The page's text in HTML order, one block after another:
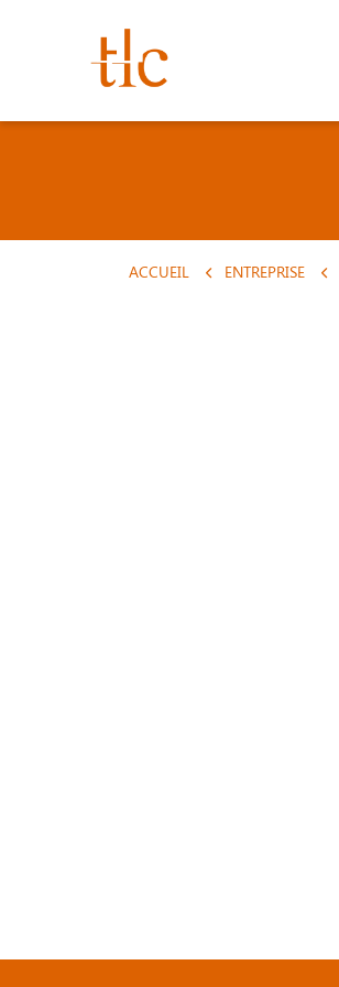
ACCUEIL ENTREPRISE